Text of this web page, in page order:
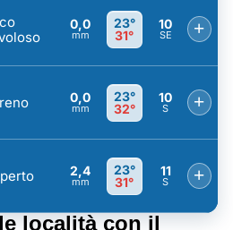
0,0
mm
23°
31°
10
SE +
0,0
mm
23°
32°
10
S +
2,4
mm
23°
31°
11
S +
località con il